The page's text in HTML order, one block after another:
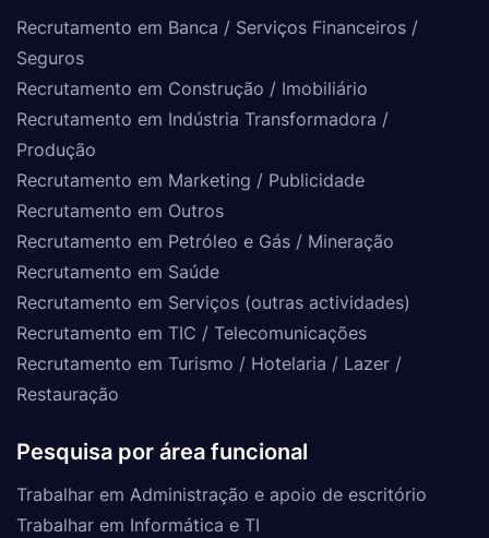
Recrutamento em Banca / Serviços Financeiros /
Seguros
Recrutamento em Construção / Imobiliário
Recrutamento em Indústria Transformadora /
Produção
Recrutamento em Marketing / Publicidade
Recrutamento em Outros
Recrutamento em Petróleo e Gás / Mineração
Recrutamento em Saúde
Recrutamento em Serviços (outras actividades)
Recrutamento em TIC / Telecomunicações
Recrutamento em Turismo / Hotelaria / Lazer /
Restauração
Pesquisa por área funcional
Trabalhar em Administração e apoio de escritório
Trabalhar em Informática e TI